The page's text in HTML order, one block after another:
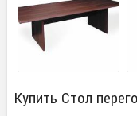
Купить Стол